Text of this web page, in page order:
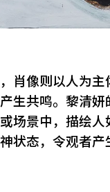
肖像则以人为
生共鸣。黎清
场景中，描绘
状态，令观者